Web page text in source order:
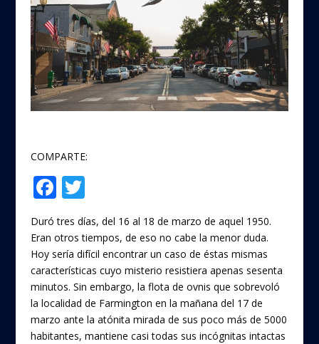
COMPARTE:
F
ac
e
b
o
o
k
T
w
itt
er
Duró tres días, del 16 al 18 de marzo de aquel 1950.
Eran otros tiempos, de eso no cabe la menor duda.
Hoy sería difícil encontrar un caso de éstas mismas
características cuyo misterio resistiera apenas sesenta
minutos. Sin embargo, la flota de ovnis que sobrevoló
la localidad de Farmington en la mañana del 17 de
marzo ante la atónita mirada de sus poco más de 5000
habitantes, mantiene casi todas sus incógnitas intactas